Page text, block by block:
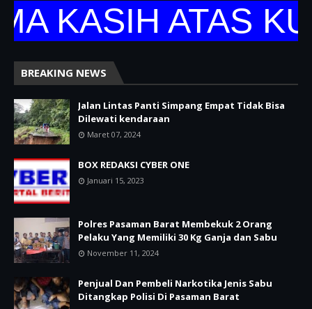
ATAS
BREAKING NEWS
Jalan Lintas Panti Simpang Empat Tidak Bisa
Dilewati kendaraan
Maret 07, 2024
BOX REDAKSI CYBER ONE
Januari 15, 2023
Polres Pasaman Barat Membekuk 2 Orang
Pelaku Yang Memiliki 30 Kg Ganja dan Sabu
November 11, 2024
Penjual Dan Pembeli Narkotika Jenis Sabu
Ditangkap Polisi Di Pasaman Barat